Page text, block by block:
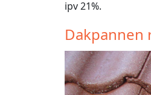
ipv 21%.
Dakpannen